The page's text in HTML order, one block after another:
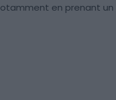
en prenant un